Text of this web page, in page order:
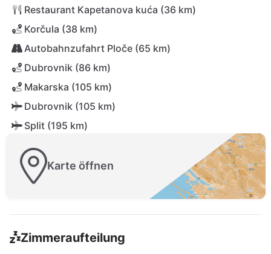
Restaurant Kapetanova kuća (36 km)
Korčula (38 km)
Autobahnzufahrt Ploče (65 km)
Dubrovnik (86 km)
Makarska (105 km)
Dubrovnik (105 km)
Split (195 km)
Karte öffnen
Zimmeraufteilung